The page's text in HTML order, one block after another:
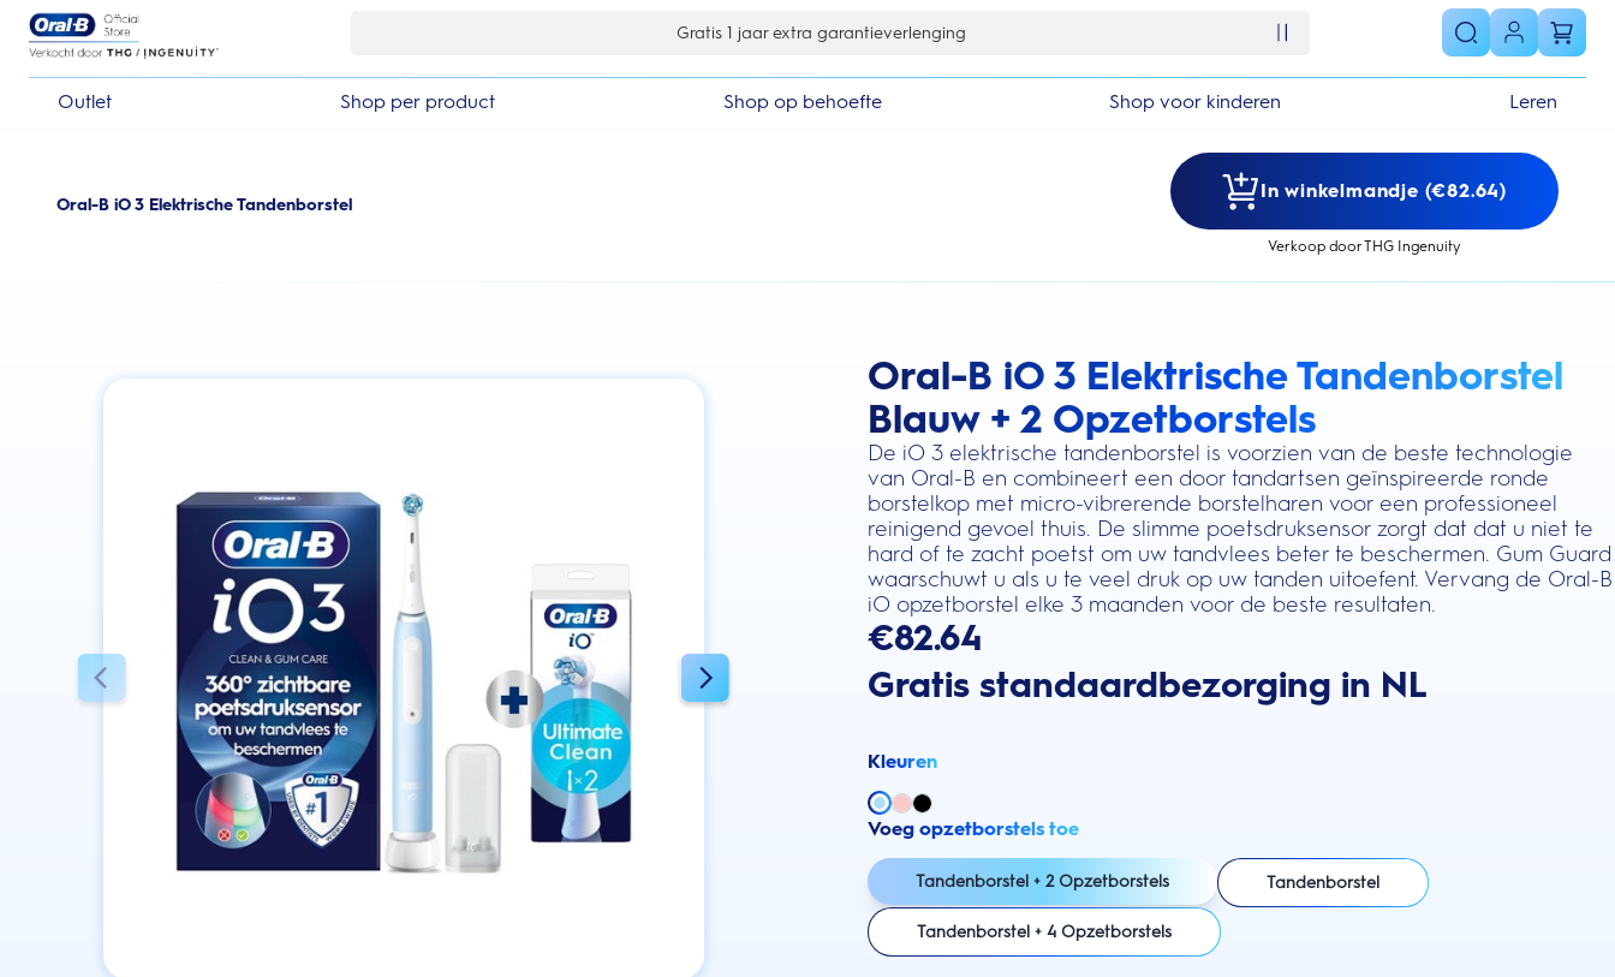
Gratis 1 jaar extra garantieverlenging
Outlet Shop per product Shop op behoefte Shop voor kinderen Leren
Oral-B iO 3 Elektrische Tandenborstel
In winkelmandje (€82.64)
Verkoop door THG Ingenuity
Oral-B iO 3 Elektrische Tandenborstel
Blauw + 2 Opzetborstels
De iO 3 elektrische tandenborstel is voorzien van de beste technologie
van Oral-B en combineert een door tandartsen geïnspireerde ronde
borstelkop met micro-vibrerende borstelharen voor een professioneel
reinigend gevoel thuis. De slimme poetsdruksensor zorgt dat dat u niet te
hard of te zacht poetst om uw tandvlees beter te beschermen. Gum Guard
waarschuwt u als u te veel druk op uw tanden uitoefent. Vervang de Oral-B
iO opzetborstel elke 3 maanden voor de beste resultaten.
this action will scroll you to the reviews section
€82.64
Gratis standaardbezorging in NL
Kleuren
Voeg opzetborstels toe
Tandenborstel + 2 Opzetborstels Tandenborstel
Tandenborstel + 4 Opzetborstels